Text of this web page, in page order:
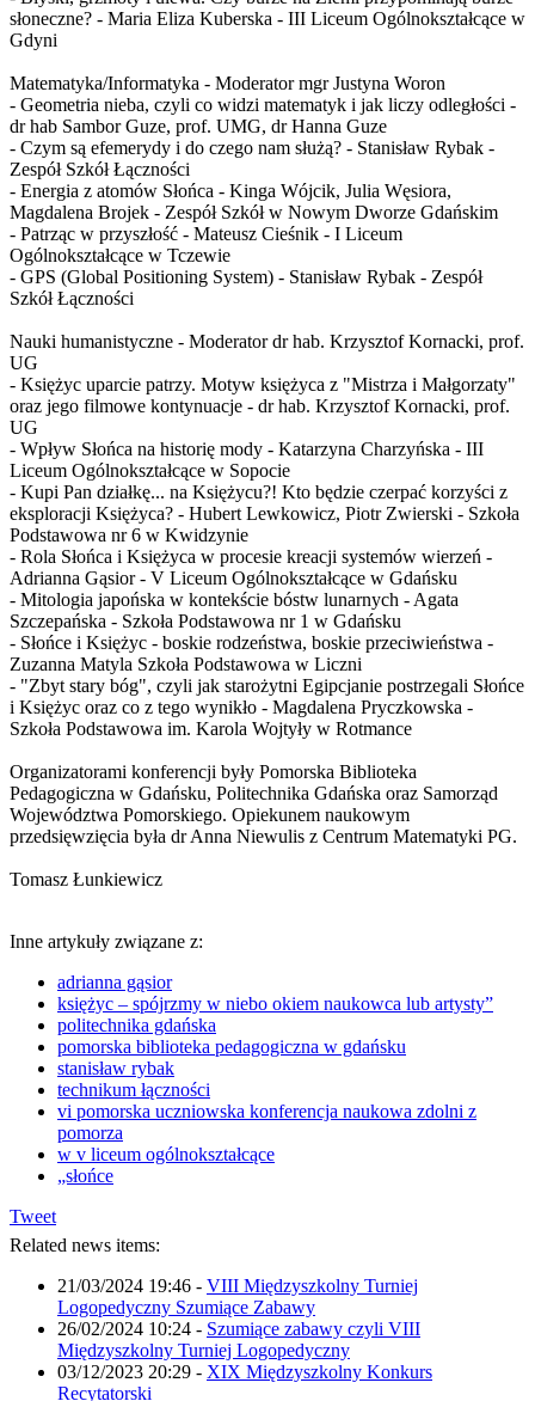
słoneczne? - Maria Eliza Kuberska - III Liceum Ogólnokształcące w
Gdyni
Matematyka/Informatyka - Moderator mgr Justyna Woron
- Geometria nieba, czyli co widzi matematyk i jak liczy odległości -
dr hab Sambor Guze, prof. UMG, dr Hanna Guze
- Czym są efemerydy i do czego nam służą? - Stanisław Rybak -
Zespół Szkół Łączności
- Energia z atomów Słońca - Kinga Wójcik, Julia Węsiora,
Magdalena Brojek - Zespół Szkół w Nowym Dworze Gdańskim
- Patrząc w przyszłość - Mateusz Cieśnik - I Liceum
Ogólnokształcące w Tczewie
- GPS (Global Positioning System) - Stanisław Rybak - Zespół
Szkół Łączności
Nauki humanistyczne - Moderator dr hab. Krzysztof Kornacki, prof.
UG
- Księżyc uparcie patrzy. Motyw księżyca z "Mistrza i Małgorzaty"
oraz jego filmowe kontynuacje - dr hab. Krzysztof Kornacki, prof.
UG
- Wpływ Słońca na historię mody - Katarzyna Charzyńska - III
Liceum Ogólnokształcące w Sopocie
- Kupi Pan działkę... na Księżycu?! Kto będzie czerpać korzyści z
eksploracji Księżyca? - Hubert Lewkowicz, Piotr Zwierski - Szkoła
Podstawowa nr 6 w Kwidzynie
- Rola Słońca i Księżyca w procesie kreacji systemów wierzeń -
Adrianna Gąsior - V Liceum Ogólnokształcące w Gdańsku
- Mitologia japońska w kontekście bóstw lunarnych - Agata
Szczepańska - Szkoła Podstawowa nr 1 w Gdańsku
- Słońce i Księżyc - boskie rodzeństwa, boskie przeciwieństwa -
Zuzanna Matyla Szkoła Podstawowa w Liczni
- "Zbyt stary bóg", czyli jak starożytni Egipcjanie postrzegali Słońce
i Księżyc oraz co z tego wynikło - Magdalena Pryczkowska -
Szkoła Podstawowa im. Karola Wojtyły w Rotmance
Organizatorami konferencji były Pomorska Biblioteka
Pedagogiczna w Gdańsku, Politechnika Gdańska oraz Samorząd
Województwa Pomorskiego. Opiekunem naukowym
przedsięwzięcia była dr Anna Niewulis z Centrum Matematyki PG.
Tomasz Łunkiewicz
Inne artykuły związane z:
adrianna gąsior
księżyc – spójrzmy w niebo okiem naukowca lub artysty”
politechnika gdańska
pomorska biblioteka pedagogiczna w gdańsku
stanisław rybak
technikum łączności
vi pomorska uczniowska konferencja naukowa zdolni z
pomorza
w v liceum ogólnokształcące
„słońce
Tweet
Related news items:
21/03/2024 19:46 - VIII Międzyszkolny Turniej
Logopedyczny Szumiące Zabawy
26/02/2024 10:24 - Szumiące zabawy czyli VIII
Międzyszkolny Turniej Logopedyczny
03/12/2023 20:29 - XIX Międzyszkolny Konkurs
Recytatorski